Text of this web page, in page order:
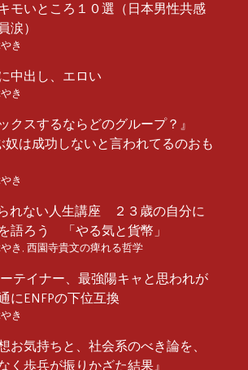
モいところ１０選（日本男性共感
涙）
き
中出し、エロい
き
クスするならどのグループ？』
奴は成功しないと言われてるのおも
き
れない人生講座 ２３歳の自分に
語ろう 「やる気と貨幣」
き , 西園寺貴文の痺れる哲学
ーテイナー、最強陽キャと思われが
にENFPの下位互換
き
お気持ちと、社会系のべき論を、
く歩兵が振りかざた結果』